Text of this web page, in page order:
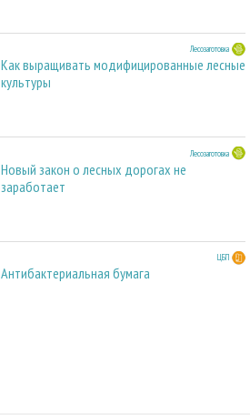
Лесозаготовка
Как выращивать модифицированные лесные
культуры
Лесозаготовка
Новый закон о лесных дорогах не
заработает
ЦБП
Антибактериальная бумага